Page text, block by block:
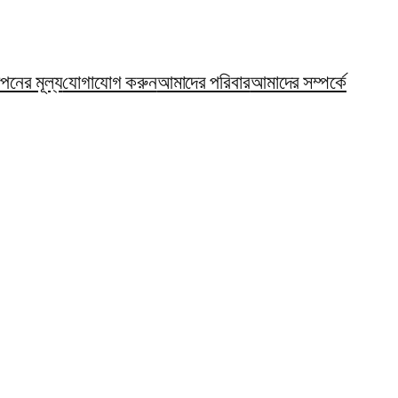
মূল্যযোগাযোগ করুনআমাদের পরিবারআমাদের সম্পর্কে